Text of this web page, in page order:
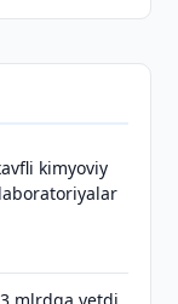
kimyoviy